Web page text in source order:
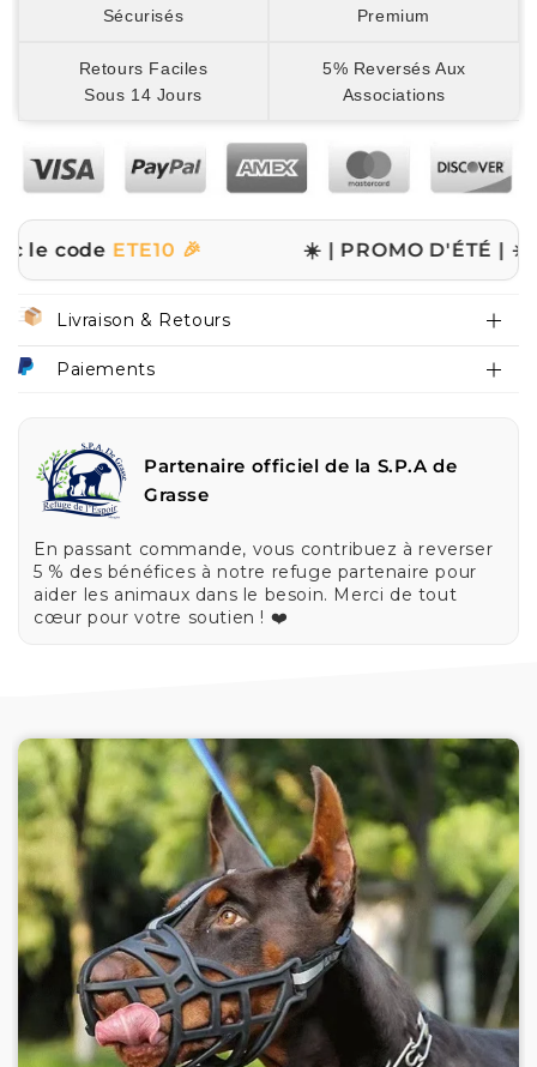
Sécurisés
Premium
Retours Faciles
Sous 14 Jours
5% Reversés Aux
Associations
ETE10 🎉 ☀️ | PROMO D'ÉTÉ | ☀️ ✨ -10%
Livraison & Retours
Paiements
Partenaire officiel de la S.P.A de
Grasse
En passant commande, vous contribuez à reverser
5 % des bénéfices à notre refuge partenaire pour
aider les animaux dans le besoin. Merci de tout
cœur pour votre soutien ! ❤️